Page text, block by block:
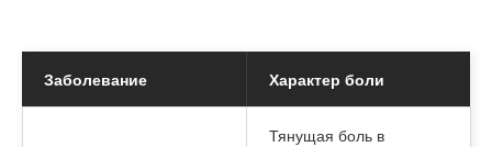
Заболевание Характер боли
Тянущая боль в